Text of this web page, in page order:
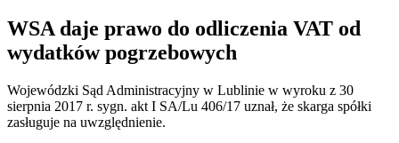
WSA daje prawo do odliczenia VAT od
wydatków pogrzebowych
Wojewódzki Sąd Administracyjny w Lublinie w wyroku z 30
sierpnia 2017 r. sygn. akt I SA/Lu 406/17 uznał, że skarga spółki
zasługuje na uwzględnienie.